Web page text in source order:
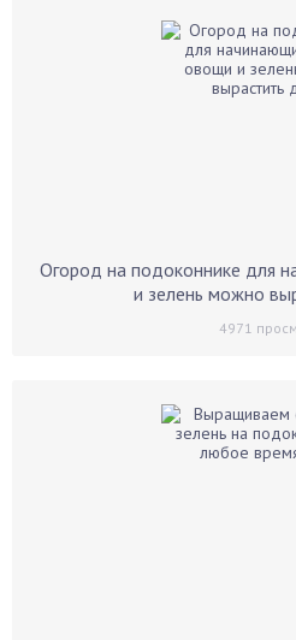
Огород на подоконнике для
и зелень можно
4971